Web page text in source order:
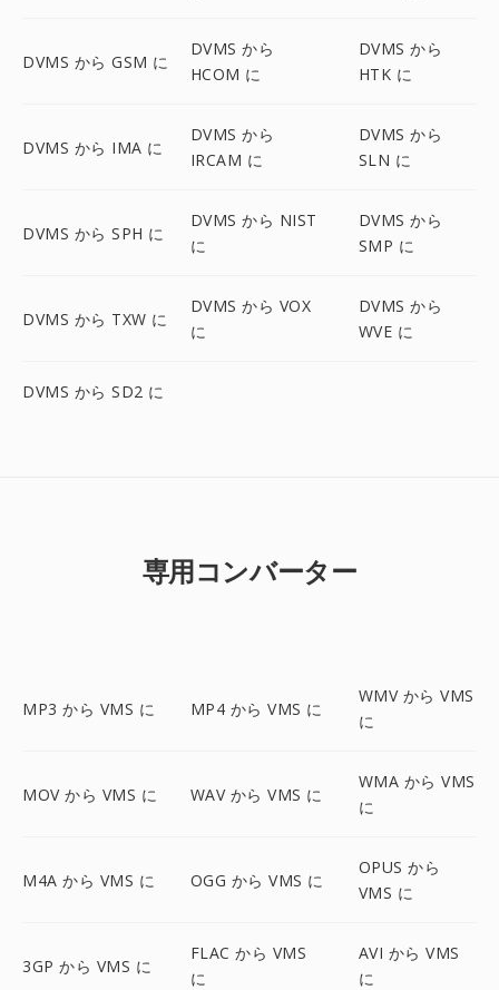
DVMS から GSM に
DVMS から
HCOM に
DVMS から
HTK に
DVMS から IMA に
DVMS から
IRCAM に
DVMS から
SLN に
DVMS から SPH に
DVMS から NIST
に
DVMS から
SMP に
DVMS から TXW に
DVMS から VOX
に
DVMS から
WVE に
DVMS から SD2 に
専用コンバーター
MP3 から VMS に MP4 から VMS に
WMV から VMS
に
MOV から VMS に WAV から VMS に
WMA から VMS
に
M4A から VMS に OGG から VMS に
OPUS から
VMS に
3GP から VMS に
FLAC から VMS
に
AVI から VMS
に